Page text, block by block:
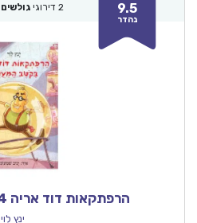
9.5
נהדר
2 דירוגי גולשים
הרפתקאות דוד אריה 4 – בקוטב המערבי
ינץ לוי